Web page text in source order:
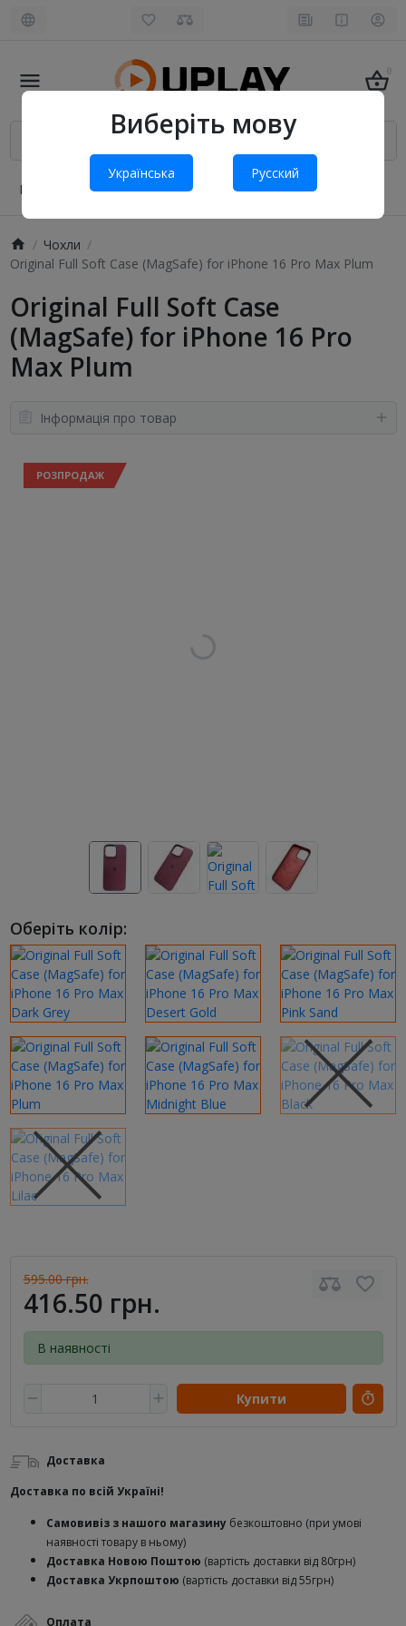
Виберіть мову
Українська Русский
0
Про нас Оплата і доставка Обмін та повернення
Чохли
Original Full Soft Case (MagSafe) for iPhone 16 Pro Max Plum
Original Full Soft Case
(MagSafe) for iPhone 16 Pro
Max Plum
Інформація про товар
РОЗПРОДАЖ
Оберіть колір:
595.00 грн.
416.50 грн.
В наявності
Купити
Доставка
Доставка по всій Україні!
Самовивіз з нашого магазину безкоштовно (при умові
наявності товару в ньому)
Доставка Новою Поштою (вартість доставки від 80грн)
Доставка Укрпоштою (вартість доставки від 55грн)
Оплата